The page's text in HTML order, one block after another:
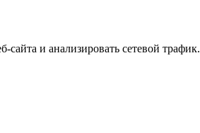
и анализировать сетевой трафик.